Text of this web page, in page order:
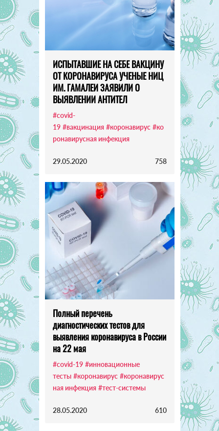
ИСПЫТАВШИЕ НА СЕБЕ ВАКЦИНУ
ОТ КОРОНАВИРУСА УЧЕНЫЕ НИЦ
ИМ. ГАМАЛЕИ ЗАЯВИЛИ О
ВЫЯВЛЕНИИ АНТИТЕЛ
#covid-
19 #вакцинация #коронавирус #ко
ронавирусная инфекция
29.05.2020 758
Полный перечень
диагностических тестов для
выявления коронавируса в России
на 22 мая
#covid-19 #инновационные
тесты #коронавирус #коронавирус
ная инфекция #тест-системы
28.05.2020 610